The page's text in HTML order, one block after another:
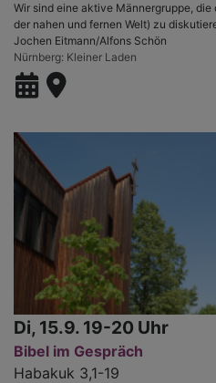
Wir sind eine aktive Männergruppe,
der nahen und fernen Welt) zu
Jochen Eitmann/Alfons Schön
Nürnberg Kleiner Laden
Di, 15.9. 19-20 Uhr
Bibel im Gespräch
Habakuk 3,1-19